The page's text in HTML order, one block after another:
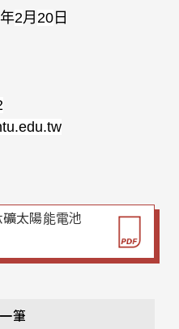
年2月 20 日
太陽能電池
一筆